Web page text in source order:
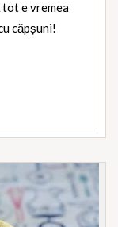
tot e vremea
căpșuni!